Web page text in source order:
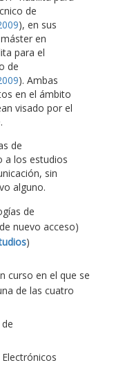
de
), en sus
en
para el
de
). Ambas
en el ámbito
visado por el
de
a los estudios
sin
alguno.
de
nuevo acceso)
)
curso en el que se
de las cuatro